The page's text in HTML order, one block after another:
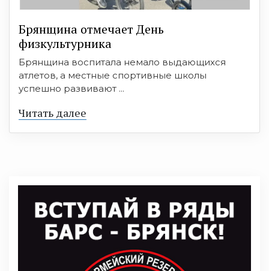
Брянщина отмечает День
физкультурника
Брянщина воспитала немало выдающихся
атлетов, а местные спортивные школы
успешно развивают ...
Читать далее